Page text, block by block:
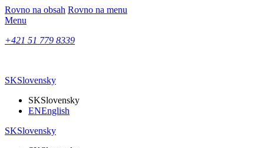
Rovno na obsah Rovno na menu
Menu
+421 51 779 8339
SKSlovensky
SKSlovensky
ENEnglish
SKSlovensky